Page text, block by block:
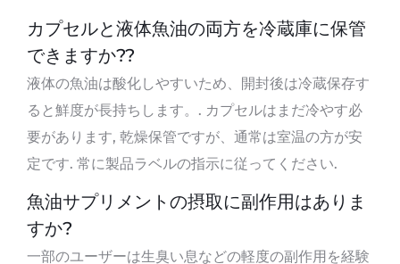
カプセルと液体魚油の両方を冷蔵庫に保管
できますか??
液体の魚油は酸化しやすいため、開封後は冷蔵保存す
ると鮮度が長持ちします。. カプセルはまだ冷やす必
要があります, 乾燥保管ですが、通常は室温の方が安
定です. 常に製品ラベルの指示に従ってください.
魚油サプリメントの摂取に副作用はありま
すか?
一部のユーザーは生臭い息などの軽度の副作用を経験